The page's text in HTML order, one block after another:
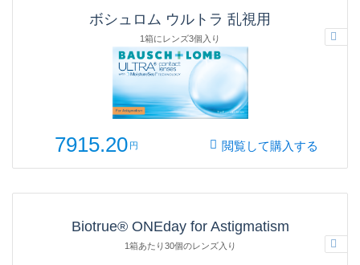
ボシュロム ウルトラ 乱視用
1箱にレンズ3個入り
7915.20 円 閲覧して購入する
Biotrue® ONEday for Astigmatism
1箱あたり30個のレンズ入り